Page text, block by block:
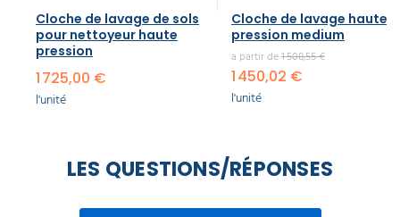
Cloche de lavage de sols
pour nettoyeur haute
pression
1 725,00 €
l'unité
Cloche de lavage haute
pression medium
a partir de1 508,55 €
1 450,02 €
l'unité
LES QUESTIONS/RÉPONSES